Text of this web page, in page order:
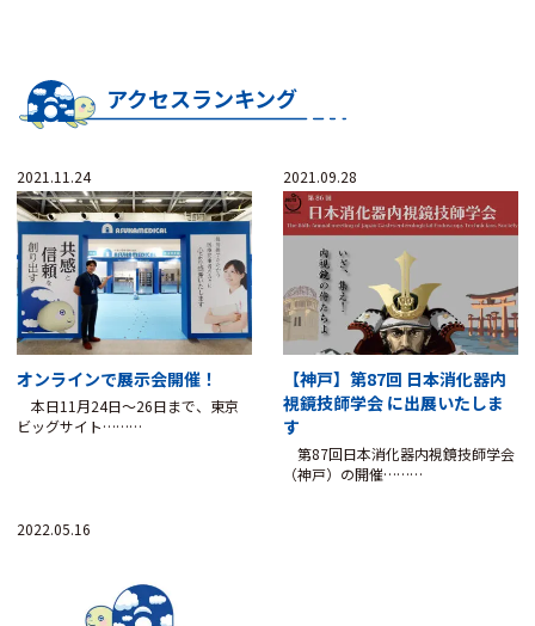
アクセスランキング
2021.11.24
オンラインで展示会開催！
本日11月24日～26日まで、東京
ビッグサイト………
2021.09.28
【神戸】第87回 日本消化器内
視鏡技師学会 に出展いたしま
す
第87回日本消化器内視鏡技師学会
（神戸）の開催………
2022.05.16